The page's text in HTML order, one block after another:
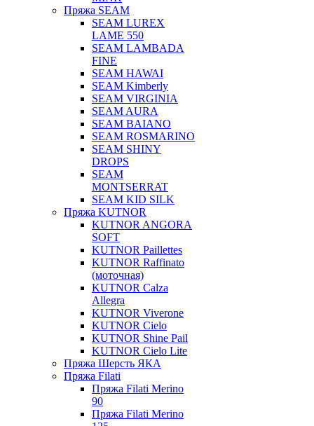
Пряжа SEAM
SEAM LUREX
LAME 550
SEAM LAMBADA
FINE
SEAM HAWAI
SEAM Kimberly
SEAM VIRGINIA
SEAM AURA
SEAM BAIANO
SEAM ROSMARINO
SEAM SHINY
DROPS
SEAM
MONTSERRAT
SEAM KID SILK
Пряжа KUTNOR
KUTNOR ANGORA
SOFT
KUTNOR Paillettes
KUTNOR Raffinato
(моточная)
KUTNOR Calza
Allegra
KUTNOR Viverone
KUTNOR Cielo
KUTNOR Shine Pail
KUTNOR Cielo Lite
Пряжа Шерсть ЯКА
Пряжа Filati
Пряжа Filati Merino
90
Пряжа Filati Merino